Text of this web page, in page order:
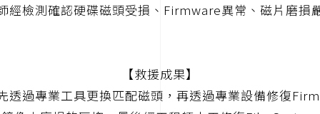
經檢測確認硬碟磁頭受損、Firmware異常、磁片磨損
【救援成果】
透過專業工具更換匹配磁頭，再透過專業設備修復